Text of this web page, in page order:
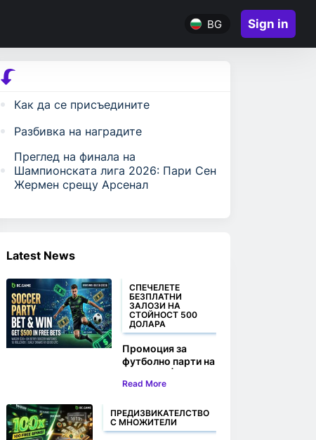
BG Sign in
Как да се присъедините
Разбивка на наградите
Преглед на финала на
Шампионската лига 2026: Пари Сен
Жермен срещу Арсенал
Latest News
СПЕЧЕЛЕТЕ
БЕЗПЛАТНИ
ЗАЛОЗИ НА
СТОЙНОСТ 500
ДОЛАРА
Промоция за
футболно парти на
Залагайте и
в безплатни залози
Read More
ПРЕДИЗВИКАТЕЛСТВО
С МНОЖИТЕЛИ